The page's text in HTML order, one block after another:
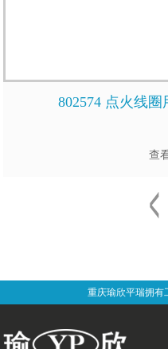
802574 点火线圈
查
重庆瑜欣平瑞拥有